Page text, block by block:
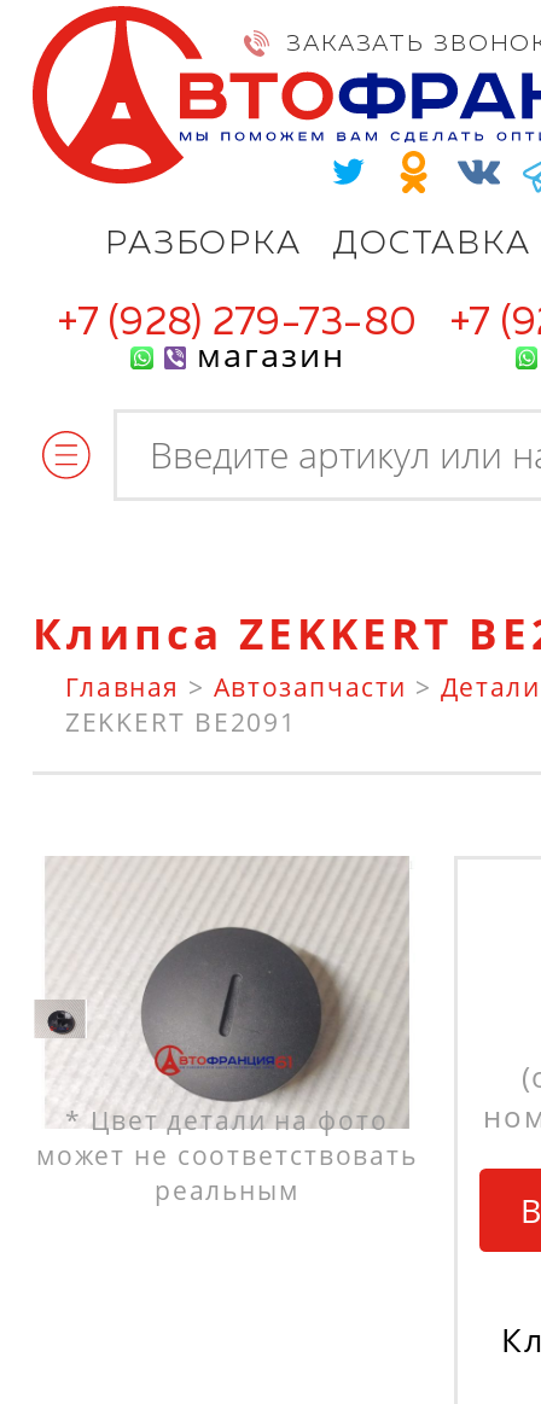
РАЗБОРКА ДОСТАВКА
ЗАКАЗАТЬ
+7 (928) 279-73-80
магазин
+7
Клипса ZEKKERT
Главная > Автозапчасти >
ZEKKERT BE2091
* Цвет детали на фото
может не соответствовать
реальным